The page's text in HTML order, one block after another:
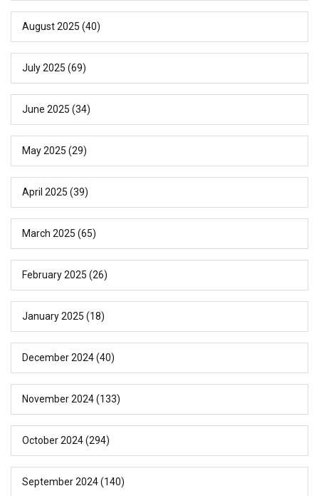
August 2025 (40)
July 2025 (69)
June 2025 (34)
May 2025 (29)
April 2025 (39)
March 2025 (65)
February 2025 (26)
January 2025 (18)
December 2024(40)
November 2024(133)
October 2024(294)
September 2024(140)